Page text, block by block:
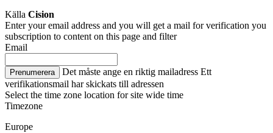
Källa Cision
Enter your email address and you will get a mail for verification you
subscription to content on this page and filter
Email
Prenumerera Det måste ange en riktig mailadress Ett
verifikationsmail har skickats till adressen
Select the time zone location for site wide time
Timezone
Europe